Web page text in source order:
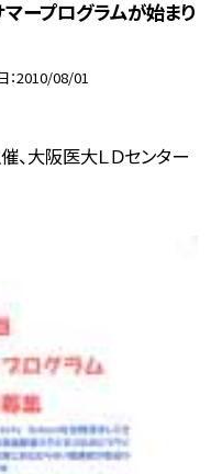
ープログラムが始まり
2010/08/01
大阪医大ＬＤセンター